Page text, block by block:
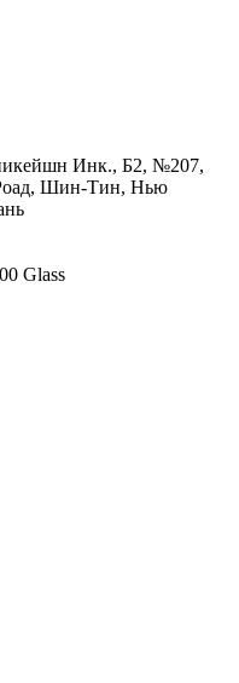
Инк., Б2, №207,
Шин-Тин, Нью
Glass